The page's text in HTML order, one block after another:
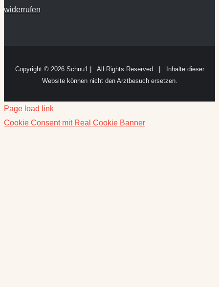
widerrufen
Copyright © 2026 Schnu1 | All Rights Reserved | Inhalte dieser
Website können nicht den Arztbesuch ersetzen.
Page load link
Cookie Consent mit Real Cookie Banner